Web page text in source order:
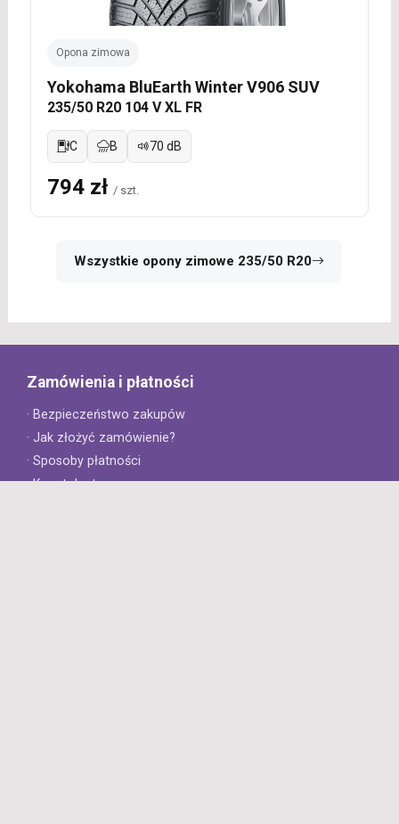
Opona zimowa
Yokohama BluEarth Winter V906 SUV
235/50 R20 104 V XL FR
C B 70 dB
794 zł / szt.
Wszystkie opony zimowe 235/50 R20
Zamówienia i płatności
· Bezpieczeństwo zakupów
· Jak złożyć zamówienie?
· Sposoby płatności
· Koszt dostawy